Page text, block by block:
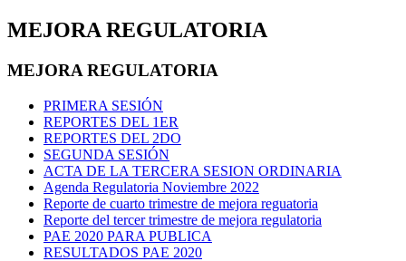
MEJORA REGULATORIA
MEJORA REGULATORIA
PRIMERA SESIÓN
REPORTES DEL 1ER
REPORTES DEL 2DO
SEGUNDA SESIÓN
ACTA DE LA TERCERA SESION ORDINARIA
Agenda Regulatoria Noviembre 2022
Reporte de cuarto trimestre de mejora reguatoria
Reporte del tercer trimestre de mejora regulatoria
PAE 2020 PARA PUBLICA
RESULTADOS PAE 2020